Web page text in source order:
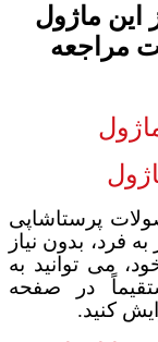
این ماژول
مراجعه
پرستاشاپی
فرد، بدون نیاز
می توانید به
در صفحه
کنید.